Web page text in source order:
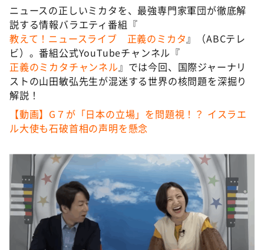
て真剣です
探偵！ナイトスクープ
news おかえり
河合＆A.B.C-Z塚田×福井アナ「なんでやねん！？」
（news おかえり）
本日はダイアンなり！シーズン２
朝だ！生です旅サラダ
教えて！ニュースライブ 正義のミカタ
ＬＩＦＥ～夢のカタチ～
新婚さんいらっしゃい！
ポツンと一軒家
ザキ山小屋本館
ニュースの正しいミカタを、最強専門家軍団が徹底解
説する情報バラエティ番組『
教えて！ニュースライブ 正義のミカタ 』（ABCテレ
ビ）。番組公式YouTubeチャンネル『
正義のミカタチャンネル 』では今回、国際ジャーナリ
ストの山田敏弘先生が混迷する世界の核問題を深掘り
解説！
【動画】G７が「日本の立場」を問題視！？ イスラエ
ル大使も石破首相の声明を懸念